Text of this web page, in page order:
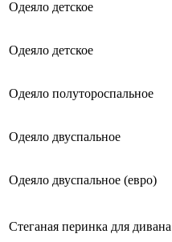
Одеяло детское
Одеяло детское
Одеяло полутороспальное
Одеяло двуспальное
Одеяло двуспальное (евро)
Стеганая перинка для